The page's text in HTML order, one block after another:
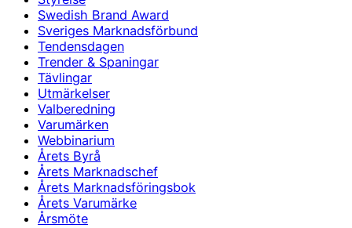
Swedish Brand Award
Sveriges Marknadsförbund
Tendensdagen
Trender & Spaningar
Tävlingar
Utmärkelser
Valberedning
Varumärken
Webbinarium
Årets Byrå
Årets Marknadschef
Årets Marknadsföringsbok
Årets Varumärke
Årsmöte